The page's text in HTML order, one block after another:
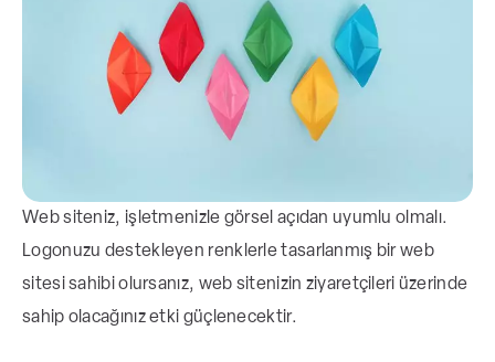
Web siteniz, işletmenizle görsel açıdan uyumlu olmalı.
Logonuzu destekleyen renklerle tasarlanmış bir web
sitesi sahibi olursanız, web sitenizin ziyaretçileri üzerinde
sahip olacağınız etki güçlenecektir.